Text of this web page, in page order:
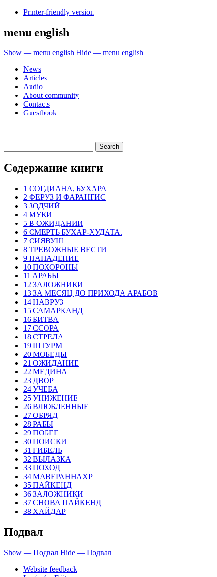
Printer-friendly version
menu english
Show — menu english Hide — menu english
News
Articles
Audio
About community
Contacts
Guestbook
Содержание книги
1 СОГДИАНА, БУХАРА
2 ФЕРУЗ И ФАРАНГИС
3 ЗОДЧИЙ
4 МУКИ
5 В ОЖИДАНИИ
6 СМЕРТЬ БУХАР-ХУДАТА.
7 СИЯВУШ
8 ТРЕВОЖНЫЕ ВЕСТИ
9 НАПАДЕНИЕ
10 ПОХОРОНЫ
11 АРАБЫ
12 ЗАЛОЖНИКИ
13 ЗА МЕСЯЦ ДО ПРИХОДА АРАБОВ
14 НАВРУЗ
15 САМАРКАНД
16 БИТВА
17 ССОРА
18 СТРЕЛА
19 ШТУРМ
20 МОБЕДЫ
21 ОЖИДАНИЕ
22 МЕДИНА
23 ДВОР
24 УЧЕБА
25 УНИЖЕНИЕ
26 ВЛЮБЛЕННЫЕ
27 ОБРЯД
28 РАБЫ
29 ПОБЕГ
30 ПОИСКИ
31 ГИБЕЛЬ
32 ВЫЛАЗКА
33 ПОХОД
34 МАВЕРАННАХР
35 ПАЙКЕНД
36 ЗАЛОЖНИКИ
37 СНОВА ПАЙКЕНД
38 ХАЙДАР
Подвал
Show — Подвал Hide — Подвал
Website feedback